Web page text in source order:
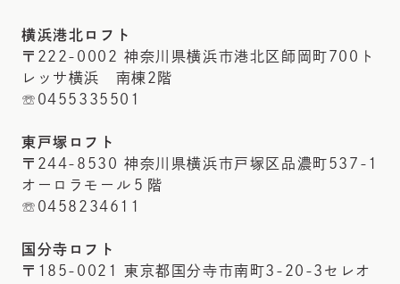
横浜港北ロフト
〒222-0002 神奈川県横浜市港北区師岡町700ト
レッサ横浜 南棟2階
☏0455335501
東戸塚ロフト
〒244-8530 神奈川県横浜市戸塚区品濃町537-1
オーロラモール５階
☏0458234611
国分寺ロフト
〒185-0021 東京都国分寺市南町3-20-3セレオ